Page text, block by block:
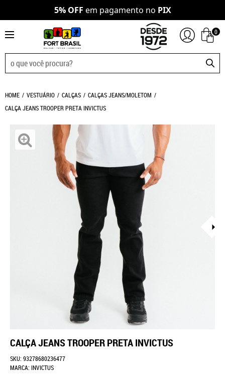
5% OFF em pagamento no PIX
0
HOME VESTUÁRIO CALÇAS
CALÇAS JEANS/MOLETOM
CALÇA JEANS TROOPER PRETA INVICTUS
CALÇA JEANS TROOPER PRETA INVICTUS
SKU: 93278680236477
MARCA: INVICTUS